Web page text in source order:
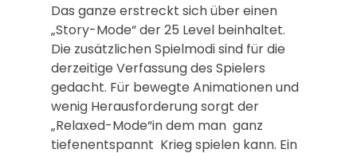
Das ganze erstreckt sich über einen
„Story-Mode“ der 25 Level beinhaltet.
Die zusätzlichen Spielmodi sind für die
derzeitige Verfassung des Spielers
gedacht. Für bewegte Animationen und
wenig Herausforderung sorgt der
„Relaxed-Mode“in dem man ganz
tiefenentspannt Krieg spielen kann. Ein